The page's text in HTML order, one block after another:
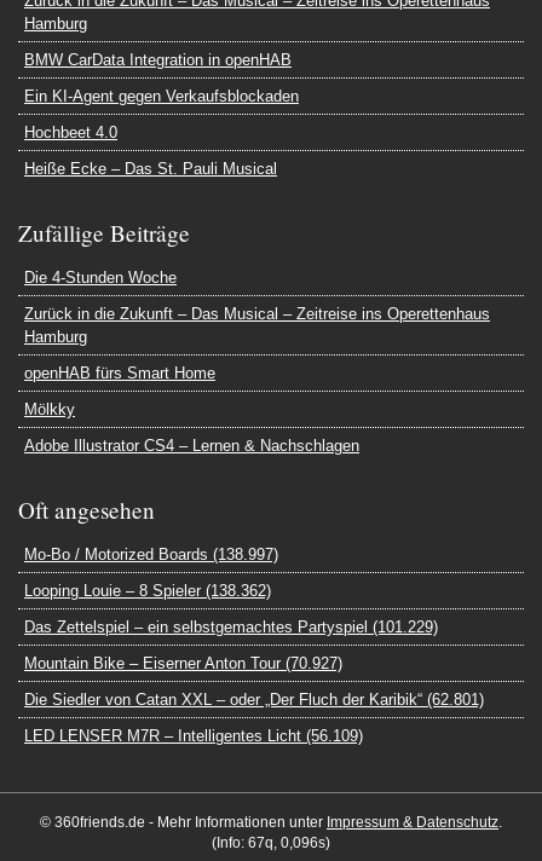
Hamburg
BMW CarData Integration in openHAB
Ein KI-Agent gegen Verkaufsblockaden
Hochbeet 4.0
Heiße Ecke – Das St. Pauli Musical
Zufällige Beiträge
Die 4-Stunden Woche
Zurück in die Zukunft – Das Musical – Zeitreise ins Operettenhaus
Hamburg
openHAB fürs Smart Home
Mölkky
Adobe Illustrator CS4 – Lernen & Nachschlagen
Oft angesehen
Mo-Bo / Motorized Boards (138.997)
Looping Louie – 8 Spieler (138.362)
Das Zettelspiel – ein selbstgemachtes Partyspiel (101.229)
Mountain Bike – Eiserner Anton Tour (70.927)
Die Siedler von Catan XXL – oder „Der Fluch der Karibik“ (62.801)
LED LENSER M7R – Intelligentes Licht (56.109)
© 360friends.de - Mehr Informationen unter Impressum & Datenschutz
(Info: 67q, 0,096s)